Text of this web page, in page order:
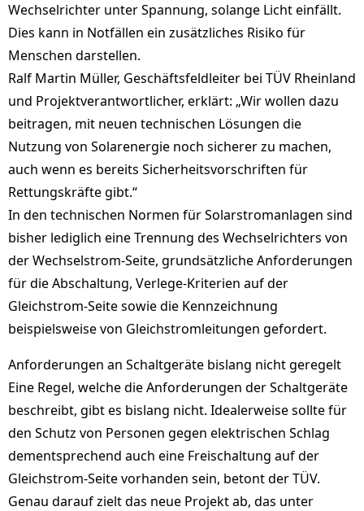
Wechselrichter unter Spannung, solange Licht einfällt.
Dies kann in Notfällen ein zusätzliches Risiko für
Menschen darstellen.
Ralf Martin Müller, Geschäftsfeldleiter bei TÜV Rheinland
und Projektverantwortlicher, erklärt: „Wir wollen dazu
beitragen, mit neuen technischen Lösungen die
Nutzung von Solarenergie noch sicherer zu machen,
auch wenn es bereits Sicherheitsvorschriften für
Rettungskräfte gibt.“
In den technischen Normen für Solarstromanlagen sind
bisher lediglich eine Trennung des Wechselrichters von
der Wechselstrom-Seite, grundsätzliche Anforderungen
für die Abschaltung, Verlege-Kriterien auf der
Gleichstrom-Seite sowie die Kennzeichnung
beispielsweise von Gleichstromleitungen gefordert.
Anforderungen an Schaltgeräte bislang nicht geregelt
Eine Regel, welche die Anforderungen der Schaltgeräte
beschreibt, gibt es bislang nicht. Idealerweise sollte für
den Schutz von Personen gegen elektrischen Schlag
dementsprechend auch eine Freischaltung auf der
Gleichstrom-Seite vorhanden sein, betont der TÜV.
Genau darauf zielt das neue Projekt ab, das unter